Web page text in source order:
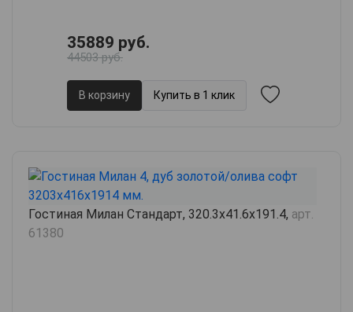
35889 руб.
44503 руб.
В корзину Купить в 1 клик
Гостиная Милан Стандарт, 320.3х41.6х191.4, арт.
61380